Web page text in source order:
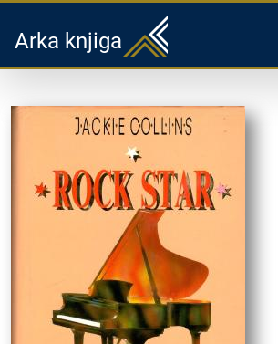
Arka knjiga